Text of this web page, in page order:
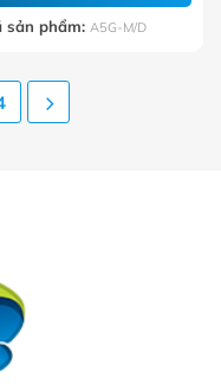
sản phẩm: A5G-M/D